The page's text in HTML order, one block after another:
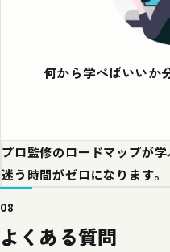
何から学べばいいか
プロ監修のロードマップが
迷う時間がゼロになります。
08
よくある質問